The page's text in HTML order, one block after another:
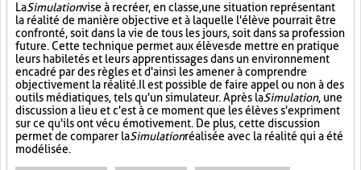
LaSimulationvise à recréer, en classe, une situation représentant
la réalité de manière objective et à laquelle l'élève pourrait être
confronté, soit dans la vie de tous les jours, soit dans sa profession
future. Cette technique permet aux élèves de mettre en pratique
leurs habiletés et leurs apprentissages dans un environnement
encadré par des règles et d'ainsi les amener à comprendre
objectivement la réalité. Il est possible de faire appel ou non à des
outils médiatiques, tels qu'un simulateur. Après laSimulation, une
discussion a lieu et c'est à ce moment que les élèves s'expriment
sur ce qu'ils ont vécu émotivement. De plus, cette discussion
permet de comparer laSimulationréalisée avec la réalité qui a été
modélisée.